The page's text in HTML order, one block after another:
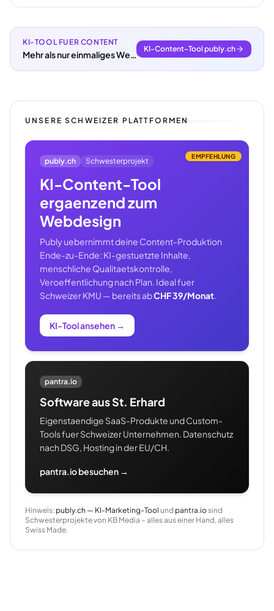
KI-TOOL FUER CONTENT
Mehr als nur einmaliges Webdesign.
KI-Content-Tool publy.ch
UNSERE SCHWEIZER PLATTFORMEN
EMPFEHLUNG
publy.ch Schwesterprojekt
KI-Content-Tool
ergaenzend zum
Webdesign
Publy uebernimmt deine Content-Produktion
Ende-zu-Ende: KI-gestuetzte Inhalte,
menschliche Qualitaetskontrolle,
Veroeffentlichung nach Plan. Ideal fuer
Schweizer KMU — bereits abCHF 39/Monat.
KI-Tool ansehen →
pantra.io
Software aus St. Erhard
Eigenstaendige SaaS-Produkte und Custom-
Tools fuer Schweizer Unternehmen. Datenschutz
nach DSG, Hosting in der EU/CH.
pantra.io besuchen →
Hinweis: publy.ch — KI-Marketing-Tool und pantra.iosind
Schwesterprojekte von KB Media – alles aus einer Hand, alles
Swiss Made.